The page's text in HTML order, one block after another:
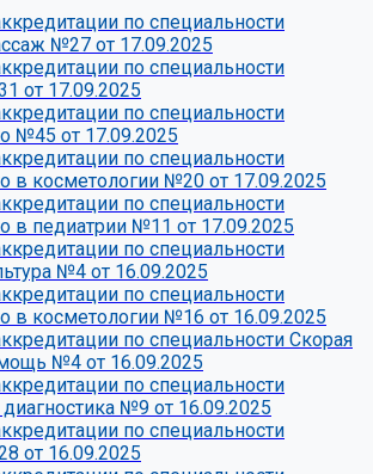
по специальности
№27 от 17.09.2025
по специальности
от 17.09.2025
по специальности
№45 от 17.09.2025
по специальности
в косметологии №20 от 17.09.2025
по специальности
в педиатрии №11 от 17.09.2025
по специальности
№4 от 16.09.2025
по специальности
в косметологии №16 от 16.09.2025
по специальности Скорая
№4 от 16.09.2025
по специальности
№9 от 16.09.2025
по специальности
от 16.09.2025